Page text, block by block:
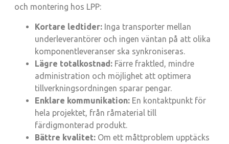
och montering hos LPP:
Kortare ledtider: Inga transporter mellan
underleverantörer och ingen väntan på att olika
komponentleveranser ska synkroniseras.
Lägre totalkostnad: Färre fraktled, mindre
administration och möjlighet att optimera
tillverkningsordningen sparar pengar.
Enklare kommunikation: En kontaktpunkt för
hela projektet, från råmaterial till
färdigmonterad produkt.
Bättre kvalitet: Om ett måttproblem upptäcks